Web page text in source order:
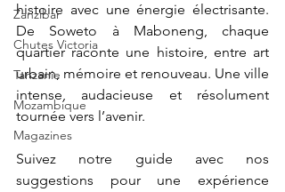
Zanzibar
Chutes Victoria
Tanzanie
Mozambique
Magazines
histoire avec une énergie électrisante.
De Soweto à Maboneng, chaque
quartier raconte une histoire, entre art
urbain, mémoire et renouveau. Une ville
intense, audacieuse et résolument
tournée vers l’avenir.
Suivez notre guide avec nos
suggestions pour une expérience